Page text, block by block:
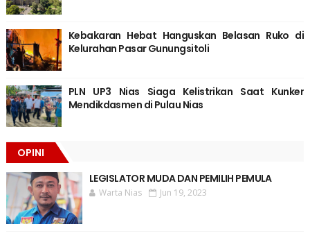
Kebakaran Hebat Hanguskan Belasan Ruko di
Kelurahan Pasar Gunungsitoli
PLN UP3 Nias Siaga Kelistrikan Saat Kunker
Mendikdasmen di Pulau Nias
OPINI
LEGISLATOR MUDA DAN PEMILIH PEMULA
Warta Nias Jun 19, 2023